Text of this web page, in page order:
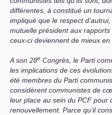
différentes, à constitué un
impliqué que le respect
mutuelle président aux
ceux-ci deviennent de mieux
A son 28e Congrès, le Parti
les implications de ces
été membres du Parti
considèrent communistes de
leur place au sein du PCF pour
renouvellement. Parce qu’il